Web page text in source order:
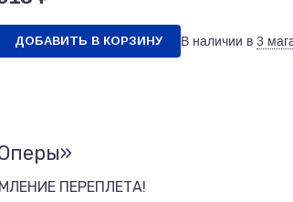
ДОБАВИТЬ В КОРЗИНУ В наличии в 3
ПЕРЕПЛЕТА!